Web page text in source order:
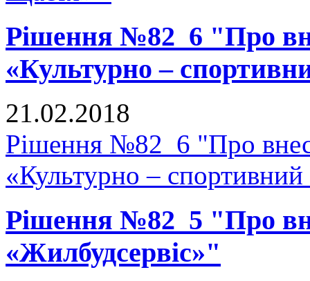
Рішення №82_6 "Про
«Культурно –
21.02.2018
Рішення №82_6 "Про
«Культурно –
Рішення №82_5 "Про
«Жилбудсервіс»"